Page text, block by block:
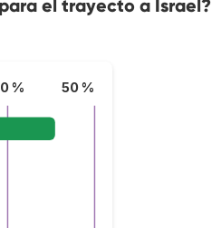
el trayecto a Israel?
% 50 %